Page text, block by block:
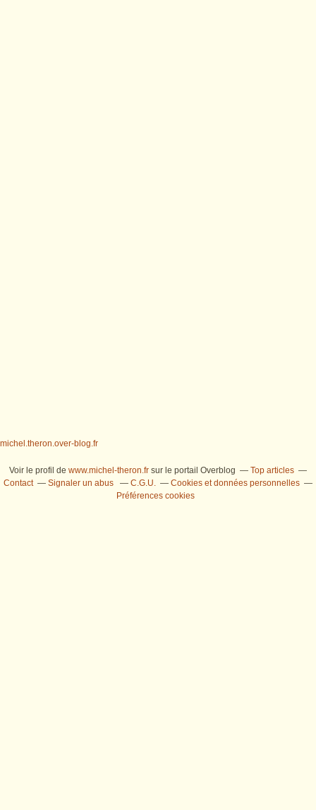
michel.theron.over-blog.fr
Voir le profil de www.michel-theron.fr sur le portail Overblog
Top articles
Contact
Signaler un abus C.G.U.
Cookies et données personnelles
Préférences cookies